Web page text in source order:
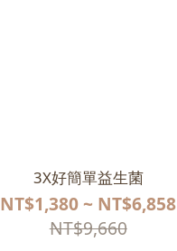
3X好簡單益生菌
NT$1,380 ~ NT$6,858
NT$9,660